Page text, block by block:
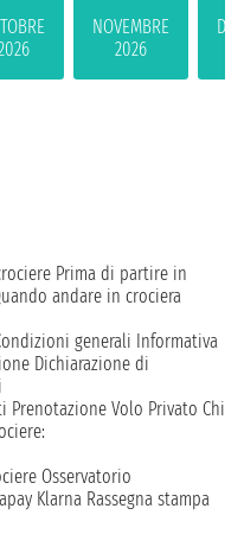
NOVEMBRE
2026
Prima di partire in
andare in crociera
generali Informativa
Dichiarazione di
Prenotazione Volo Privato Chi
Osservatorio
Klarna Rassegna stampa